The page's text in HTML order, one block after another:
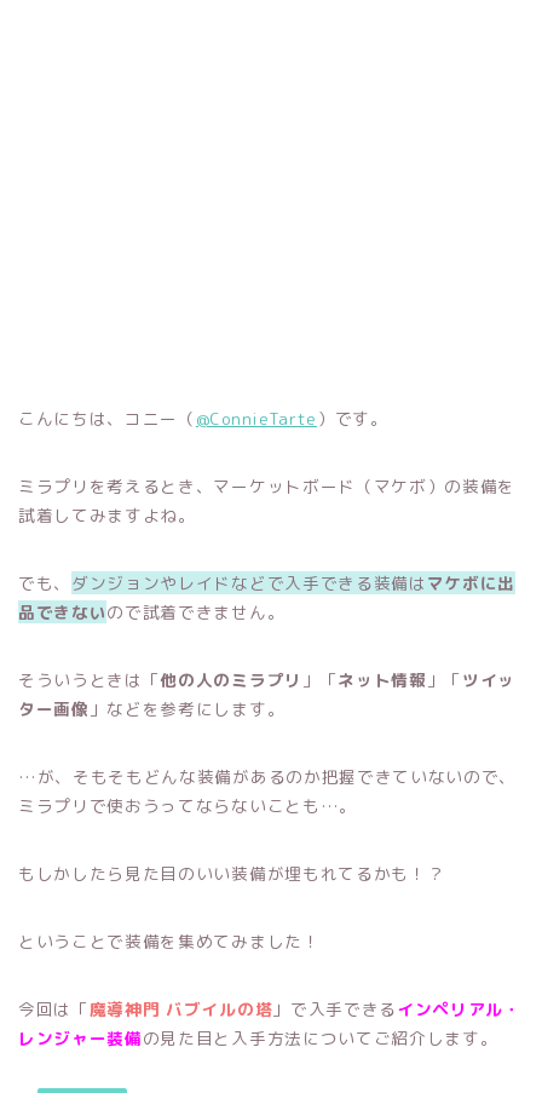
こんにちは、コニー（ @ConnieTarte ）です。
ミラプリを考えるとき、マーケットボード（マケボ）の装備を
試着してみますよね。
でも、 ダンジョンやレイドなどで入手できる装備は マケボに出
品できないので試着できません。
そういうときは「他の人のミラプリ 」「ネット情報 」「 ツイッ
ター画像 」などを参考にします。
…が、そもそもどんな装備があるのか把握できていないので、
ミラプリで使おうってならないことも…。
もしかしたら見た目のいい装備が埋もれてるかも！？
ということで装備を集めてみました！
今回は「魔導神門 バブイルの塔 」で入手できるインペリアル・
レンジャー装備の見た目と入手方法についてご紹介します。